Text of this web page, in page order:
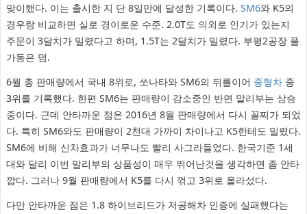
맞이했다. 이는 출시한 지 단 8일만에 달성한 기록이다. SM6와 K5의
경우랑 비교하면 실로 경이로운 수준. 2.0T도 의외로 인기가 있는지
주문이 3달치가 밀렸다고 하며, 1.5T는 2달치가 밀렸다. 부평2공장 풀
가동은 덤.
6월 총 판매량에서 국내 8위로, 쏘나타와 SM6의 뒤를이어 중형차중
3위를 기록했다. 한편 SM6는 판매량이 감소중인 반면 말리부는 상승
중이다. 근데 안타까운 점은 2016년 8월 판매량에서 다시 꼴찌가 되었
다. 특히 SM6와도 판매량이 2천대 가까이 차이나고 K5한테도 밀렸다.
SM6에 비해 신차효과가 너무나도 빨리 사그라들었다. 한국기준 1세
대와 달리 이번 말리부의 상품성이 매우 뛰어난것을 생각하면 좀 안타
깝다. 그러나 9월 판매량에서 K5를 다시 꺾고 3위로 올라섰다.
다만 안타까운 점은 1.8 하이브리드가 저공해차 인증에 실패했다는